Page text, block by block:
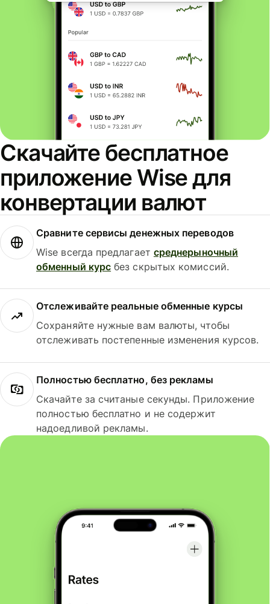
Скачайте бесплатное
приложение Wise для
конвертации валют
Сравните сервисы денежных переводов
Wise всегда предлагает среднерыночный
обменный курс без скрытых комиссий.
Отслеживайте реальные обменные курсы
Сохраняйте нужные вам валюты, чтобы
отслеживать постепенные изменения курсов.
Полностью бесплатно, без рекламы
Скачайте за считаные секунды. Приложение
полностью бесплатно и не содержит
надоедливой рекламы.